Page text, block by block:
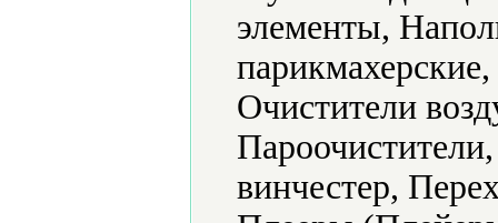
элементы,
Очистители
винчестер,